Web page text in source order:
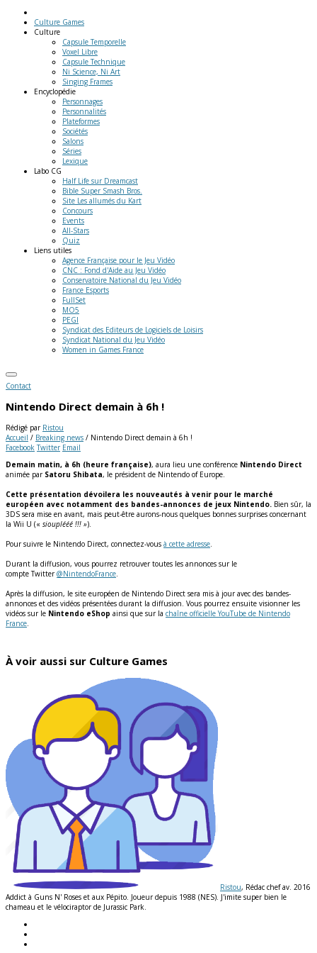
Culture Games
Culture
Capsule Temporelle
Voxel Libre
Capsule Technique
Ni Science, Ni Art
Singing Frames
Encyclopédie
Personnages
Personnalités
Plateformes
Sociétés
Salons
Séries
Lexique
Labo CG
Half Life sur Dreamcast
Bible Super Smash Bros.
Site Les allumés du Kart
Concours
Events
All-Stars
Quiz
Liens utiles
Agence Française pour le Jeu Vidéo
CNC : Fond d'Aide au Jeu Vidéo
Conservatoire National du Jeu Vidéo
France Esports
FullSet
MO5
PEGI
Syndicat des Editeurs de Logiciels de Loisirs
Syndicat National du Jeu Vidéo
Women in Games France
Contact
Nintendo Direct demain à 6h !
Rédigé par Ristou
Accueil / Breaking news / Nintendo Direct demain à 6h !
Facebook Twitter Email
Demain matin, à 6h (heure française), aura lieu une conférence Nintendo Direct
animée par Satoru Shibata, le président de Nintendo of Europe.
Cette présentation dévoilera les nouveautés à venir pour le marché
européen avec notamment des bandes-annonces de jeux Nintendo. Bien sûr, la
3DS sera mise en avant, mais peut-être aurons-nous quelques bonnes surprises concernant
la Wii U (« siouplééé !!! »).
Pour suivre le Nintendo Direct, connectez-vous à cette adresse.
Durant la diffusion, vous pourrez retrouver toutes les annonces sur le
compte Twitter@NintendoFrance.
Après la diffusion, le site européen de Nintendo Direct sera mis à jour avec des bandes-
annonces et des vidéos présentées durant la diffusion. Vous pourrez ensuite visionner les
vidéos sur le Nintendo eShop ainsi que sur la chaîne officielle YouTube de Nintendo
France.
À voir aussi sur Culture Games
Ristou, Rédac chef av. 2016
Addict à Guns N' Roses et aux Pépito. Joueur depuis 1988 (NES). J'imite super bien le
chameau et le vélociraptor de Jurassic Park.